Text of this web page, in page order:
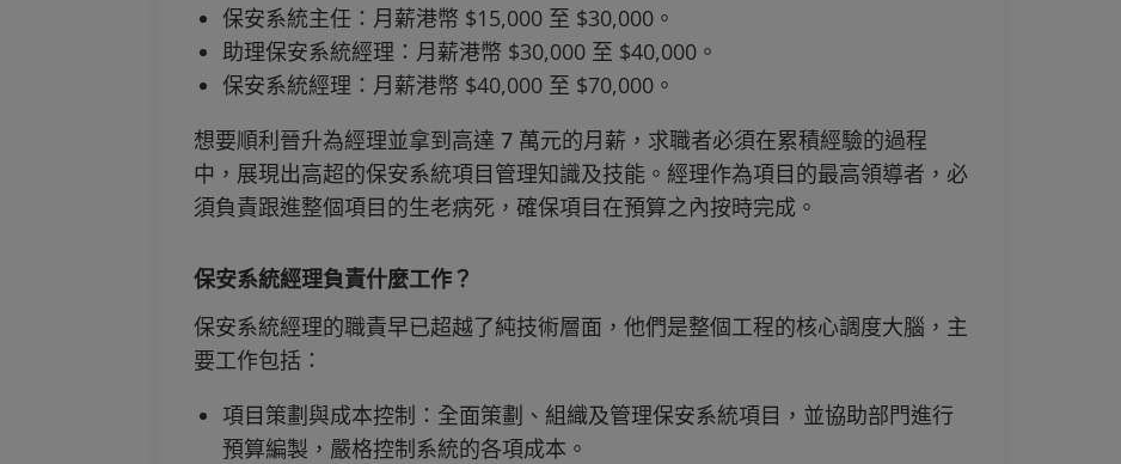
保安系統主任：月薪港幣 $15,000 至 $30,000。
助理保安系統經理：月薪港幣 $30,000 至 $40,000。
保安系統經理：月薪港幣 $40,000 至 $70,000。
想要順利晉升為經理並拿到高達 7 萬元的月薪，求職者必須在累積經驗的過程
中，展現出高超的保安系統項目管理知識及技能。經理作為項目的最高領導者，必
須負責跟進整個項目的生老病死，確保項目在預算之內按時完成。
保安系統經理負責什麼工作？
保安系統經理的職責早已超越了純技術層面，他們是整個工程的核心調度大腦，主
要工作包括：
項目策劃與成本控制：全面策劃、組織及管理保安系統項目，並協助部門進行
預算編製，嚴格控制系統的各項成本。